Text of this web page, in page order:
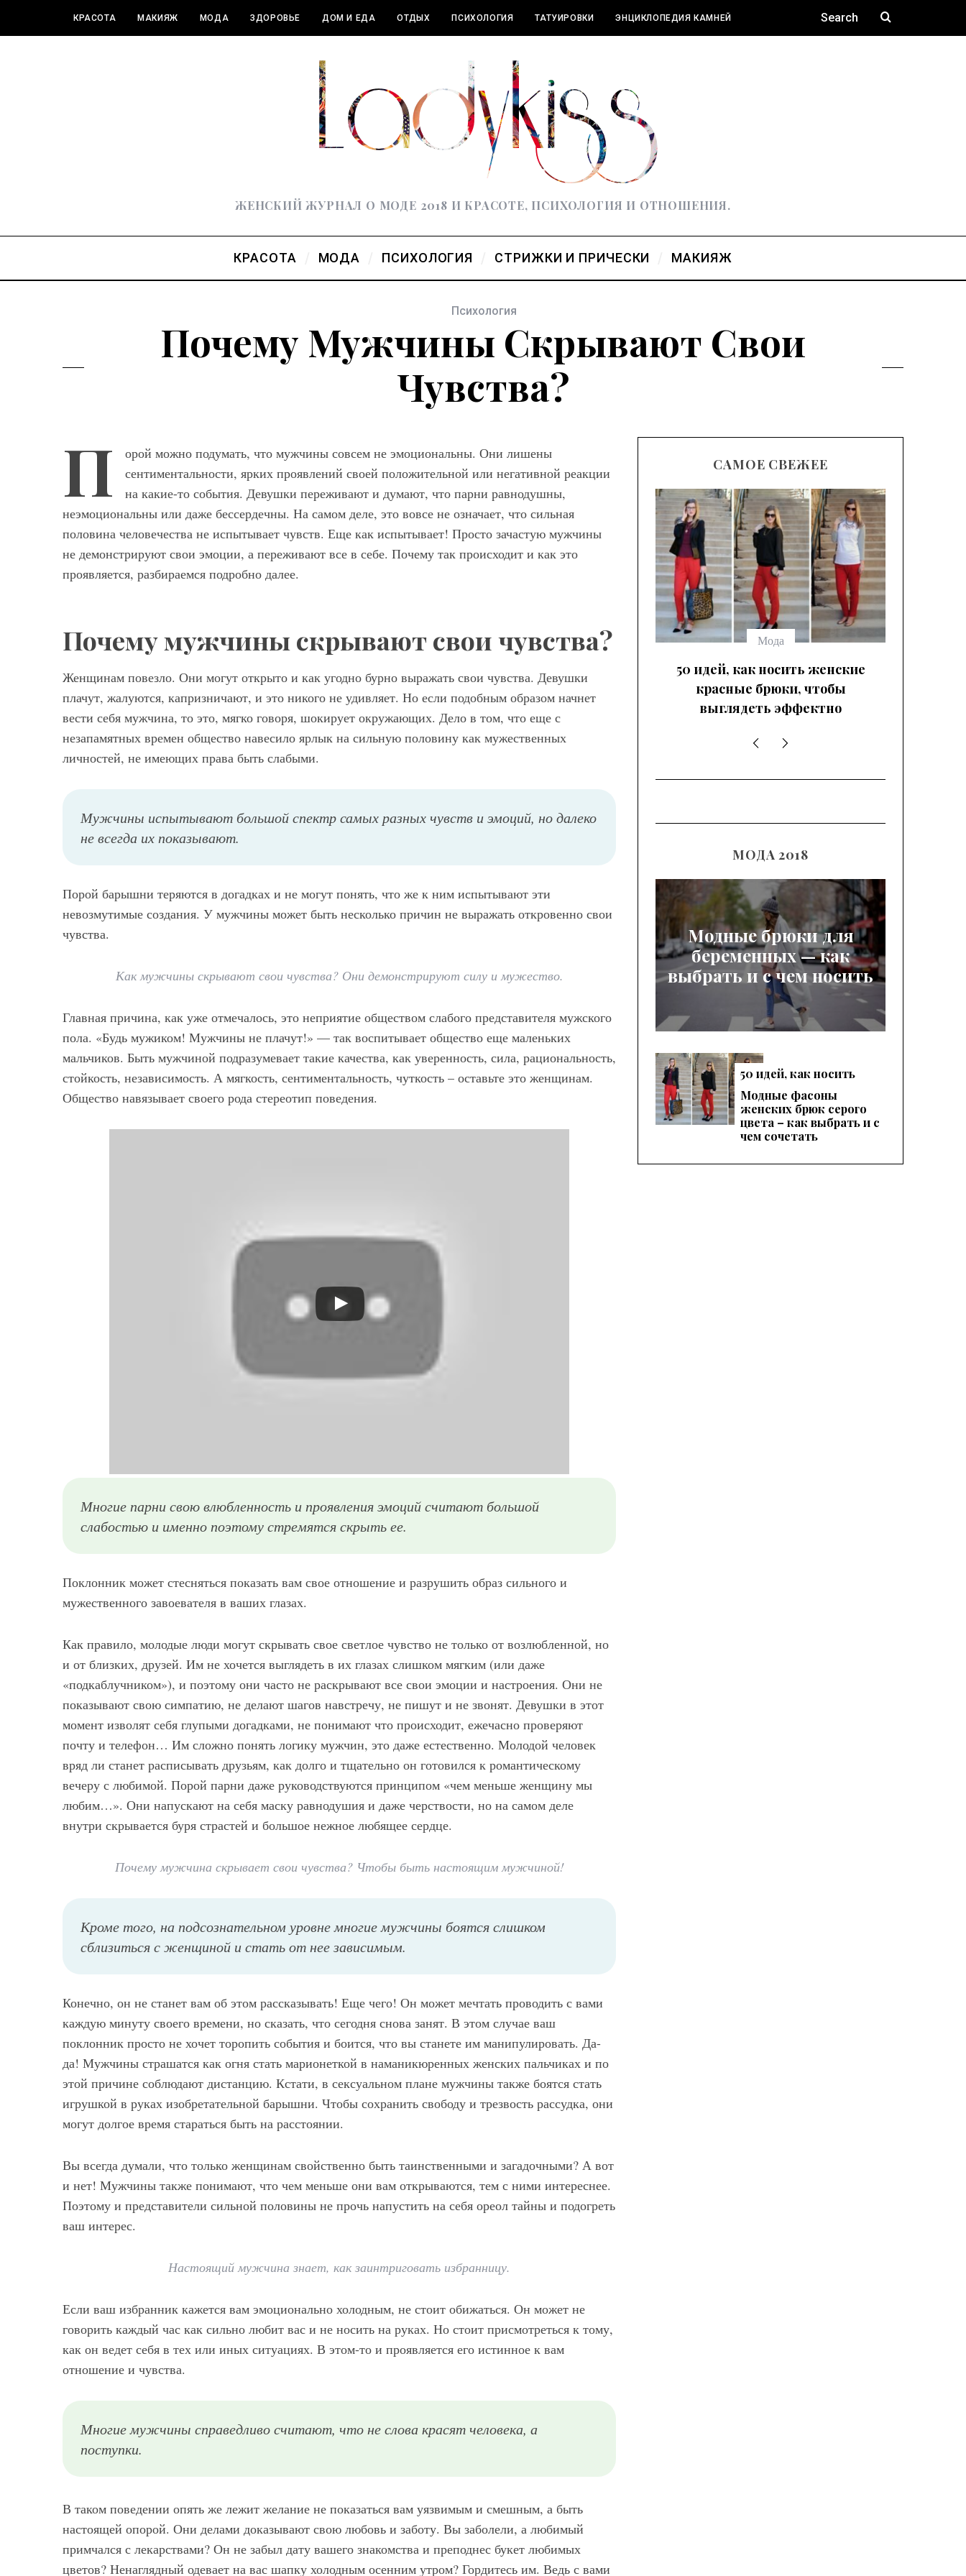
КРАСОТА МАКИЯЖ МОДА ЗДОРОВЬЕ ДОМ И ЕДА ОТДЫХ ПСИХОЛОГИЯ ТАТУИРОВКИ ЭНЦИКЛОПЕДИЯ КАМНЕЙ
ЖЕНСКИЙ ЖУРНАЛ О МОДЕ 2018 И КРАСОТЕ, ПСИХОЛОГИЯ И ОТНОШЕНИЯ.
КРАСОТА МОДА ПСИХОЛОГИЯ СТРИЖКИ И ПРИЧЕСКИ МАКИЯЖ
Психология
Почему Мужчины Скрывают Свои
Чувства?
П
орой можно подумать, что мужчины совсем не эмоциональны. Они лишены
сентиментальности, ярких проявлений своей положительной или негативной реакции
на какие-то события. Девушки переживают и думают, что парни равнодушны,
неэмоциональны или даже бессердечны. На самом деле, это вовсе не означает, что сильная
половина человечества не испытывает чувств. Еще как испытывает! Просто зачастую мужчины
не демонстрируют свои эмоции, а переживают все в себе. Почему так происходит и как это
проявляется, разбираемся подробно далее.
Почему мужчины скрывают свои чувства?
Женщинам повезло. Они могут открыто и как угодно бурно выражать свои чувства. Девушки
плачут, жалуются, капризничают, и это никого не удивляет. Но если подобным образом начнет
вести себя мужчина, то это, мягко говоря, шокирует окружающих. Дело в том, что еще с
незапамятных времен общество навесило ярлык на сильную половину как мужественных
личностей, не имеющих права быть слабыми.
Мужчины испытывают большой спектр самых разных чувств и эмоций, но далеко
не всегда их показывают.
Порой барышни теряются в догадках и не могут понять, что же к ним испытывают эти
невозмутимые создания. У мужчины может быть несколько причин не выражать откровенно свои
чувства.
Как мужчины скрывают свои чувства? Они демонстрируют силу и мужество.
Главная причина, как уже отмечалось, это неприятие обществом слабого представителя мужского
пола. «Будь мужиком! Мужчины не плачут!» — так воспитывает общество еще маленьких
мальчиков. Быть мужчиной подразумевает такие качества, как уверенность, сила, рациональность,
стойкость, независимость. А мягкость, сентиментальность, чуткость – оставьте это женщинам.
Общество навязывает своего рода стереотип поведения.
Многие парни свою влюбленность и проявления эмоций считают большой
слабостью и именно поэтому стремятся скрыть ее.
Поклонник может стесняться показать вам свое отношение и разрушить образ сильного и
мужественного завоевателя в ваших глазах.
Как правило, молодые люди могут скрывать свое светлое чувство не только от возлюбленной, но
и от близких, друзей. Им не хочется выглядеть в их глазах слишком мягким (или даже
«подкаблучником»), и поэтому они часто не раскрывают все свои эмоции и настроения. Они не
показывают свою симпатию, не делают шагов навстречу, не пишут и не звонят. Девушки в этот
момент изволят себя глупыми догадками, не понимают что происходит, ежечасно проверяют
почту и телефон… Им сложно понять логику мужчин, это даже естественно. Молодой человек
вряд ли станет расписывать друзьям, как долго и тщательно он готовился к романтическому
вечеру с любимой. Порой парни даже руководствуются принципом «чем меньше женщину мы
любим…». Они напускают на себя маску равнодушия и даже черствости, но на самом деле
внутри скрывается буря страстей и большое нежное любящее сердце.
Почему мужчина скрывает свои чувства? Чтобы быть настоящим мужчиной!
Кроме того, на подсознательном уровне многие мужчины боятся слишком
сблизиться с женщиной и стать от нее зависимым.
Конечно, он не станет вам об этом рассказывать! Еще чего! Он может мечтать проводить с вами
каждую минуту своего времени, но сказать, что сегодня снова занят. В этом случае ваш
поклонник просто не хочет торопить события и боится, что вы станете им манипулировать. Да-
да! Мужчины страшатся как огня стать марионеткой в наманикюренных женских пальчиках и по
этой причине соблюдают дистанцию. Кстати, в сексуальном плане мужчины также боятся стать
игрушкой в руках изобретательной барышни. Чтобы сохранить свободу и трезвость рассудка, они
могут долгое время стараться быть на расстоянии.
Вы всегда думали, что только женщинам свойственно быть таинственными и загадочными? А вот
и нет! Мужчины также понимают, что чем меньше они вам открываются, тем с ними интереснее.
Поэтому и представители сильной половины не прочь напустить на себя ореол тайны и подогреть
ваш интерес.
Настоящий мужчина знает, как заинтриговать избранницу.
Если ваш избранник кажется вам эмоционально холодным, не стоит обижаться. Он может не
говорить каждый час как сильно любит вас и не носить на руках. Но стоит присмотреться к тому,
как он ведет себя в тех или иных ситуациях. В этом-то и проявляется его истинное к вам
отношение и чувства.
Многие мужчины справедливо считают, что не слова красят человека, а
поступки.
В таком поведении опять же лежит желание не показаться вам уязвимым и смешным, а быть
настоящей опорой. Они делами доказывают свою любовь и заботу. Вы заболели, а любимый
примчался с лекарствами? Он не забыл дату вашего знакомства и преподнес букет любимых
цветов? Ненаглядный одевает на вас шапку холодным осенним утром? Гордитесь им. Ведь с вами
САМОЕ СВЕЖЕЕ
Модные фасоны женских
брюк серого цвета – как
выбрать и с чем сочетать
Мода
беременных — как выбрать и с
чем носить
Мода
50 идей, как носить женские
красные брюки, чтобы
выглядеть эффектно
МОДА 2018
Модные брюки для
беременных — как
выбрать и с чем носить
50 идей, как носить
брюки, чтобы
выглядеть эффектно
Модные фасоны
женских брюк серого
цвета – как выбрать и с
чем сочетать